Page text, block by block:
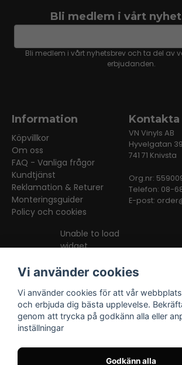
Bli medlem i vårt
email
Bli medlem i vårt nyhetsbrev och ta del av
erbjudanden.
Information
Köpvillkor
Om oss
FAQ - Vanliga frågor
Kundtjänst
Reklamation & Returer
Monteringsguider
Policy och cookies
Kontakta
VN Vinyls AB
Hyvelgatan
741 71 Knivsta
Org.nr:
Telefon: 08-
E-post:
Unable to load
widget
Vi använder cookies
Vi använder cookies för att vår
och erbjuda dig bästa upplevelse.
genom att trycka på godkänn alla eller
inställningar
Godkänn alla